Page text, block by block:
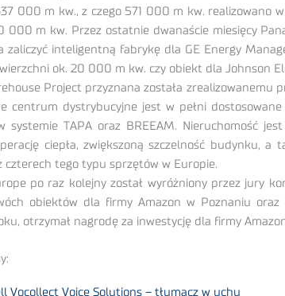
000 m kw., z czego 571 000 m kw. realizowano
000 m kw. Przez ostatnie dwanaście miesięcy
zaliczyć inteligentną fabrykę dla GE Energy
ok. 20 000 m kw. czy obiekt dla Johnson
Project przyznana została zrealizowanemu
centrum dystrybucyjne jest w pełni
systemie TAPA oraz BREEAM. Nieruchomość
ciepła, zwiększoną szczelność budynku,
czterech tego typu sprzętów w Europie.
po raz kolejny został wyróżniony przez jury
obiektów dla firmy Amazon w Poznaniu
otrzymał nagrodę za inwestycję dla firmy
Vocollect Voice Solutions – tłumacz w uchu